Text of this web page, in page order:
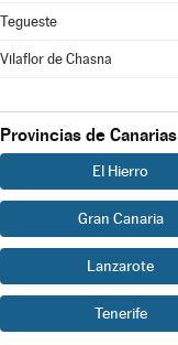
Tegueste
Vilaflor de Chasna
Provincias de Canarias
El Hierro
Gran Canaria
Lanzarote
Tenerife